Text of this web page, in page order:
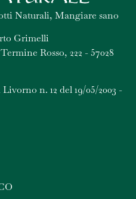
Naturali, Mangiare sano
Grimelli
Rosso, 222 - 57028
n. 12 del 19/05/2003 -